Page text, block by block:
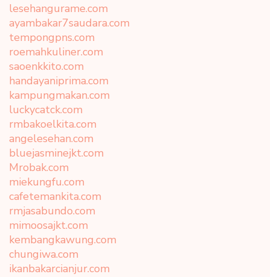
lesehangurame.com
ayambakar7saudara.com
tempongpns.com
roemahkuliner.com
saoenkkito.com
handayaniprima.com
kampungmakan.com
luckycatck.com
rmbakoelkita.com
angelesehan.com
bluejasminejkt.com
Mrobak.com
miekungfu.com
cafetemankita.com
rmjasabundo.com
mimoosajkt.com
kembangkawung.com
chungiwa.com
ikanbakarcianjur.com